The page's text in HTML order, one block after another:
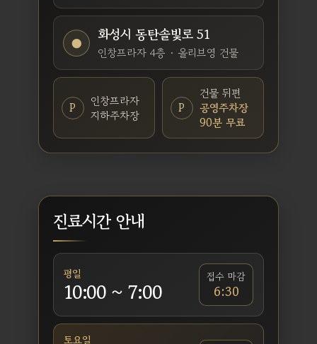
● 화성시 동탄솔빛로 51
인창프라자 4층 · 올리브영 건물
P
인창프라자
지하주차장
P
건물 뒤편
공영주차장
90분 무료
진료시간 안내
평일
10:00 ~ 7:00
접수 마감
6:30
토요일